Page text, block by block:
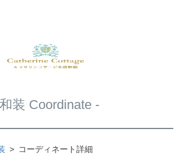
装 Coordinate -
コーディネート詳細